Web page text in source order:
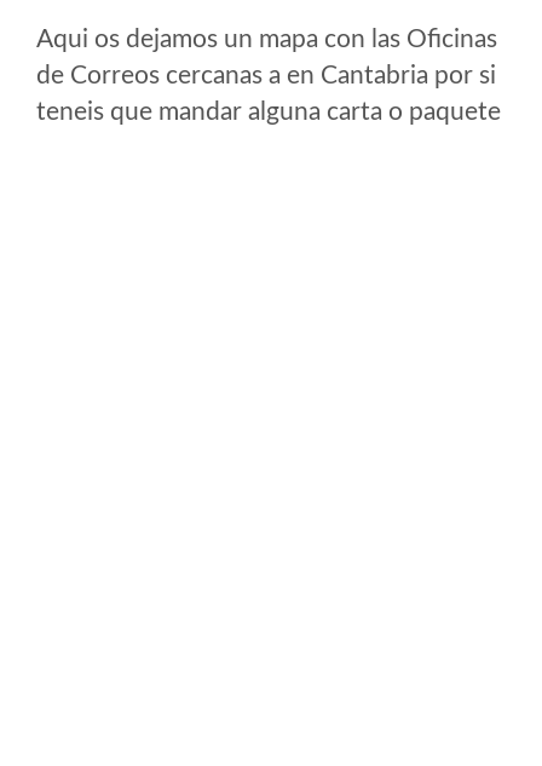
Aqui os dejamos un mapa con las Oficinas
de Correos cercanas a en Cantabria por si
teneis que mandar alguna carta o paquete